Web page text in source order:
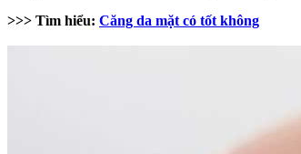
>>> Tìm hiểu: Căng da mặt có tốt không